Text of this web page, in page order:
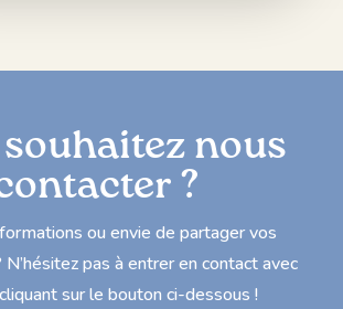
souhaitez nous
?
ou envie de partager vos
pas à entrer en contact avec
sur le bouton ci-dessous !